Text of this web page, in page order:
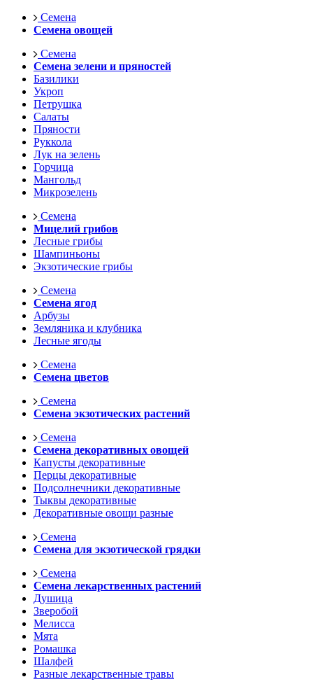
Семена
Семена овощей
Семена
Семена зелени и пряностей
Базилики
Укроп
Петрушка
Салаты
Пряности
Руккола
Лук на зелень
Горчица
Мангольд
Микрозелень
Семена
Мицелий грибов
Лесные грибы
Шампиньоны
Экзотические грибы
Семена
Семена ягод
Арбузы
Земляника и клубника
Лесные ягоды
Семена
Семена цветов
Семена
Семена экзотических растений
Семена
Семена декоративных овощей
Капусты декоративные
Перцы декоративные
Подсолнечники декоративные
Тыквы декоративные
Декоративные овощи разные
Семена
Семена для экзотической грядки
Семена
Семена лекарственных растений
Душица
Зверобой
Мелисса
Мята
Ромашка
Шалфей
Разные лекарственные травы